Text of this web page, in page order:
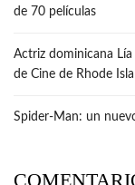
de 70 películas
Actriz dominicana
de Cine de Rhode
Spider-Man: un